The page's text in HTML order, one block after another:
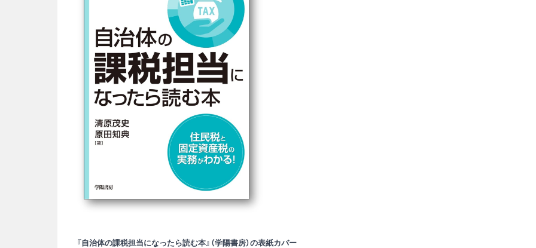
『自治体の課税担当になったら読む本』（学陽書房）の表紙カバー